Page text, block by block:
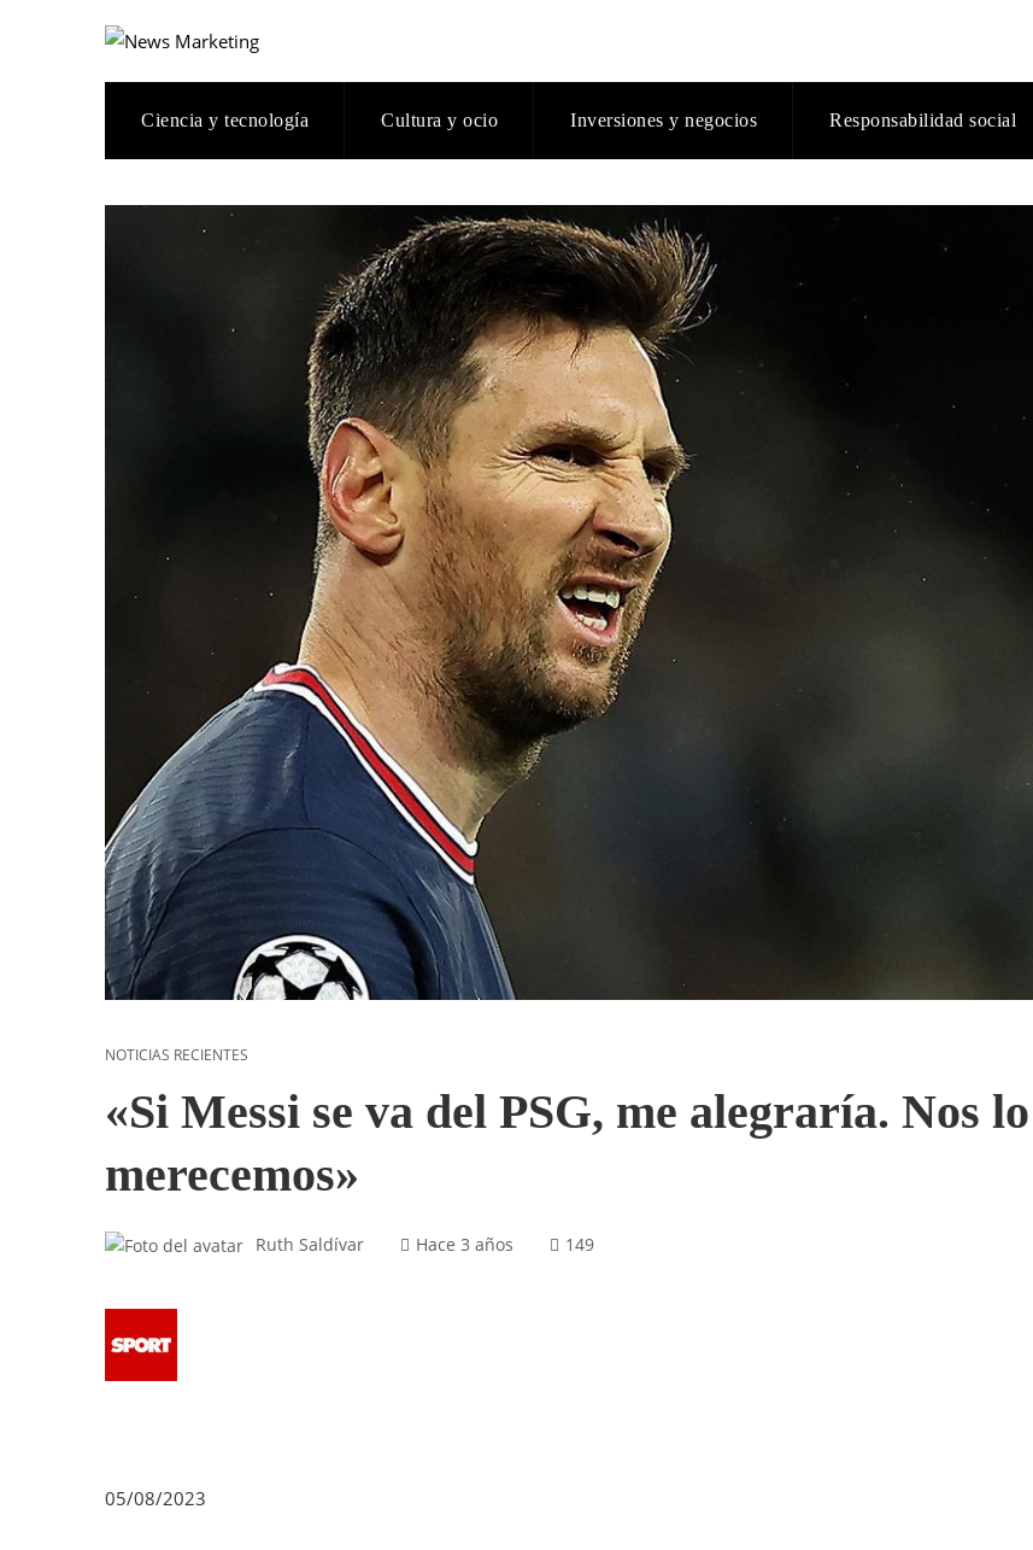
Ciencia y tecnología Cultura y ocio Inversiones y negocios Responsabilidad social
NOTICIAS RECIENTES
«Si Messi se va del PSG, me alegraría. Nos lo
merecemos»
Ruth Saldívar Hace 3 años 149
05/08/2023